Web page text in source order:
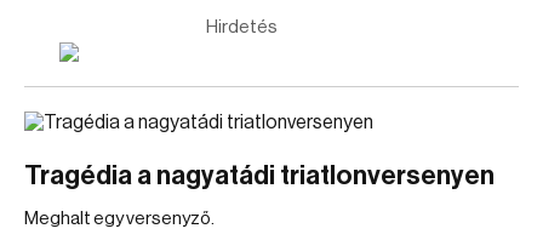
Hirdetés
Tragédia a nagyatádi triatlonversenyen
Meghalt egy versenyző.